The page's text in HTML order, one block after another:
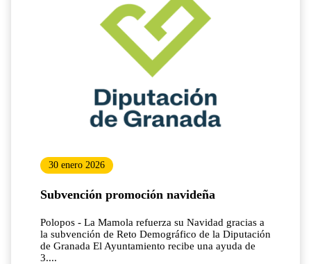
30 enero 2026
Subvención promoción navideña
Polopos - La Mamola refuerza su Navidad gracias a
la subvención de Reto Demográfico de la Diputación
de Granada El Ayuntamiento recibe una ayuda de
3....